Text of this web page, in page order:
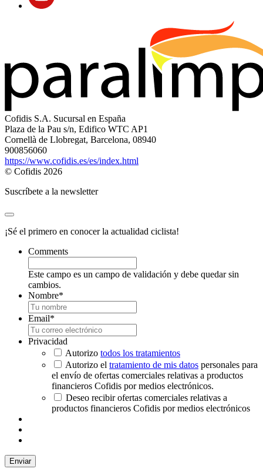
Cofidis S.A. Sucursal en España
Plaza de la Pau s/n, Edifico WTC AP1
Cornellà de Llobregat, Barcelona, 08940
900856060
https://www.cofidis.es/es/index.html
© Cofidis 2026
Suscríbete a la newsletter
¡Sé el primero en conocer la actualidad ciclista!
Comments
Este campo es un campo de validación y debe quedar sin
cambios.
Nombre*
Email*
Privacidad
Autorizo todos los tratamientos
Autorizo el tratamiento de mis datos personales para
el envío de ofertas comerciales relativas a productos
financieros Cofidis por medios electrónicos.
Deseo recibir ofertas comerciales relativas a
productos financieros Cofidis por medios electrónicos
Enviar